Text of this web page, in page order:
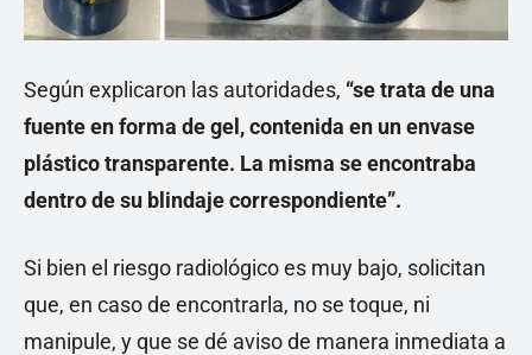
Según explicaron las autoridades, “se trata de una
fuente en forma de gel, contenida en un envase
plástico transparente. La misma se encontraba
dentro de su blindaje correspondiente”.
Si bien el riesgo radiológico es muy bajo, solicitan
que, en caso de encontrarla, no se toque, ni
manipule, y que se dé aviso de manera inmediata a